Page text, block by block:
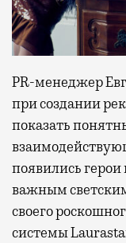
PR-менеджер
при создании
показать
появились
важным
своего
системы